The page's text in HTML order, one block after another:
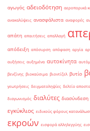
αγωγός αδειοδότηση αεροπορικά
ανακαλύψεις ανασφάλιστα αναφορές
απάτη απαιτήσεις απαλλαγή
απόδειξη απόσυρση απόφαση αργία
αυξήσεις αυξημένα αυτοκίνητα
βενζίνης βιοκαύσιμα βιοντίζελ βυτίο
γεωτρήσεις δειγματοληψίες δελτίο
διαγωνισμός διαλύτες διασύνδεση
εγκύκλιος ειδικούς φόρους
εκροών εισφορά αλληλεγγύης